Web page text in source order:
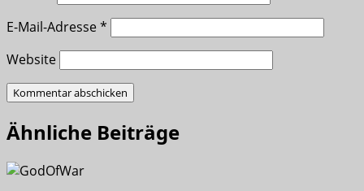
E-Mail-Adresse*
Website
Ähnliche Beiträge